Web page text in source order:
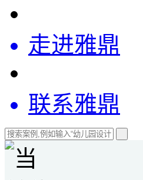
走进雅鼎
联系雅鼎